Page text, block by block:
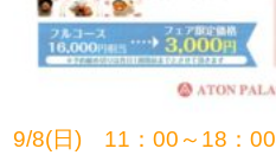
9/8(日) 11：00～18：00